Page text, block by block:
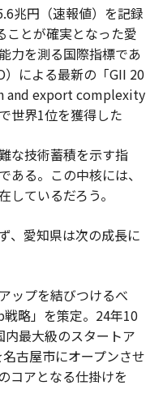
兆円（速報値）を記録
ことが確実となった愛
力を測る国際指標であ
）による最新の「GII 20
and export complexity
世界1位を獲得した
な技術蓄積を示す指
る。この中核には、
ているだろう。
、愛知県は次の成長に
ップを結びつけるべ
略」を策定。24年10
最大級のスタートア
古屋市にオープンさせ
コアとなる仕掛けを